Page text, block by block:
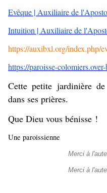
Evêque | Auxiliaire de
Intuition | Auxiliaire de
https://auxibxl.org/index.php/
https://paroisse-
Cette petite jardinière
dans ses prières.
Que Dieu vous bénisse !
Une paroissienne
Merci à
Merci à